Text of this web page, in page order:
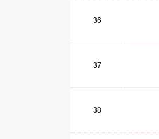
36
37
38